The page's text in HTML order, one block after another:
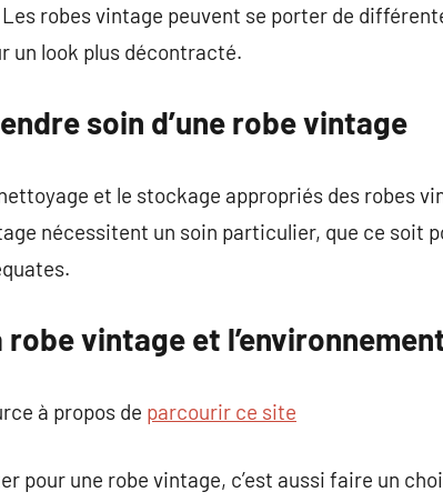
robes vintage peuvent se porter de
un look plus décontracté.
soin d’une robe vintage
et le stockage appropriés des robes
nécessitent un soin particulier, que ce soit
robe vintage et
à propos de parcourir ce site
pour une robe vintage, c’est aussi faire un